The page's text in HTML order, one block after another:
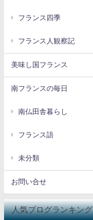
フランス四季
フランス人観察記
美味し国フランス
南フランスの毎日
南仏田舎暮らし
フランス語
未分類
お問い合せ
人気ブログランキング